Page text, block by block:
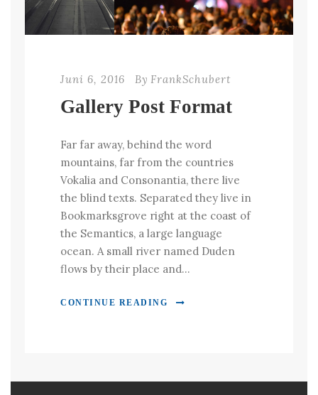
Juni 6, 2016 By FrankSchubert
Gallery Post Format
Far far away, behind the word
mountains, far from the countries
Vokalia and Consonantia, there live
the blind texts. Separated they live in
Bookmarksgrove right at the coast of
the Semantics, a large language
ocean. A small river named Duden
flows by their place and...
CONTINUE READING